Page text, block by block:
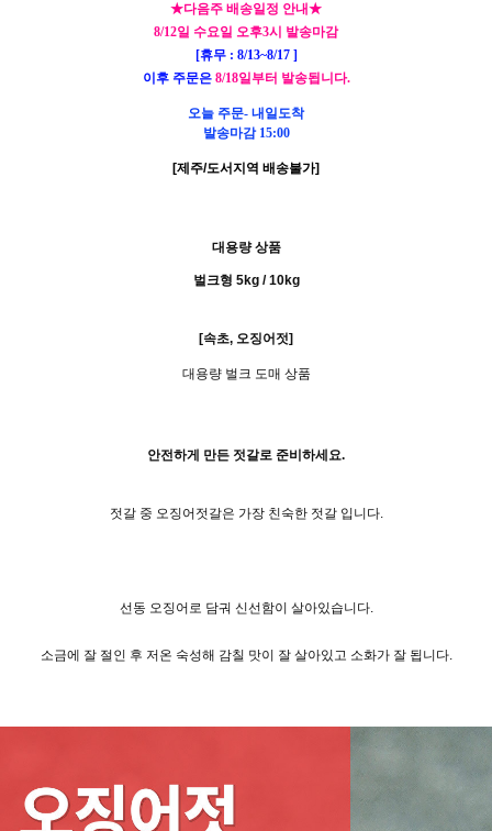
★다음주 배송일정 안내★
8/12일 수요일 오후3시 발송마감
[휴무 : 8/13~8/17 ]
이후 주문은8/18일부터 발송됩니다.
오늘 주문- 내일도착
발송마감 15:00
[제주/도서지역 배송불가]
대용량 상품
벌크형 5kg /10kg
[속초, 오징어젓]
대용량 벌크 도매 상품
안전하게 만든 젓갈로 준비하세요.
젓갈 중 오징어젓갈은 가장 친숙한 젓갈 입니다.
선동 오징어로 담궈 신선함이 살아있습니다.
소금에 잘 절인 후 저온 숙성해 감칠 맛이 잘 살아있고 소화가 잘 됩니다.